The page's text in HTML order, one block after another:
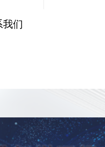
我们